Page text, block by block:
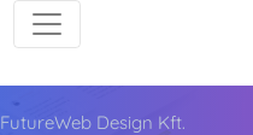
FutureWeb Design Kft.